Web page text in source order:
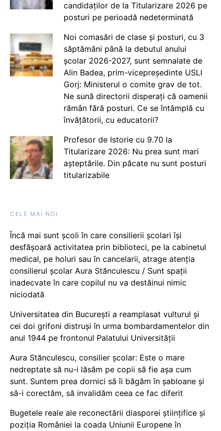
candidaților de la Titularizare 2026 pe
posturi pe perioadă nedeterminată
Noi comasări de clase și posturi, cu 3
săptămâni până la debutul anului
școlar 2026-2027, sunt semnalate de
Alin Badea, prim-vicepreședinte USLI
Gorj: Ministerul o comite grav de tot.
Ne sună directorii disperați că oamenii
rămân fără posturi. Ce se întâmplă cu
învățătorii, cu educatorii?
Profesor de Istorie cu 9.70 la
Titularizare 2026: Nu prea sunt mari
așteptările. Din păcate nu sunt posturi
titularizabile
CELE MAI NOI
Încă mai sunt școli în care consilierii școlari își
desfășoară activitatea prin biblioteci, pe la cabinetul
medical, pe holuri sau în cancelarii, atrage atenția
consilierul școlar Aura Stănculescu / Sunt spații
inadecvate în care copilul nu va destăinui nimic
niciodată
Universitatea din București a reamplasat vulturul și
cei doi grifoni distruși în urma bombardamentelor din
anul 1944 pe frontonul Palatului Universității
Aura Stănculescu, consilier școlar: Este o mare
nedreptate să nu-i lăsăm pe copii să fie așa cum
sunt. Suntem prea dornici să îi băgăm în șabloane și
să-i corectăm, să invalidăm ceea ce fac diferit
Bugetele reale ale reconectării diasporei științifice și
poziția României la coada Uniunii Europene în